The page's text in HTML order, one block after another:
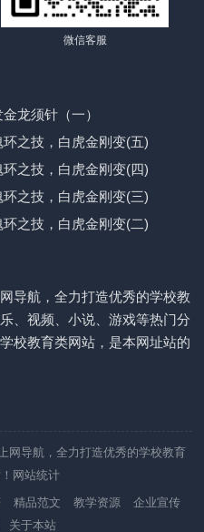
微信客服
龙须针（一）
环之技，白虎金刚变(五)
环之技，白虎金刚变(四)
环之技，白虎金刚变(三)
环之技，白虎金刚变(二)
导航，全力打造优秀的学校教
、视频、小说、游戏等热门分
校教育类网站，是本网址站的
网导航，全力打造优秀的学校教育
网站统计
精品范文 教学资源
企业宣传
关于本站